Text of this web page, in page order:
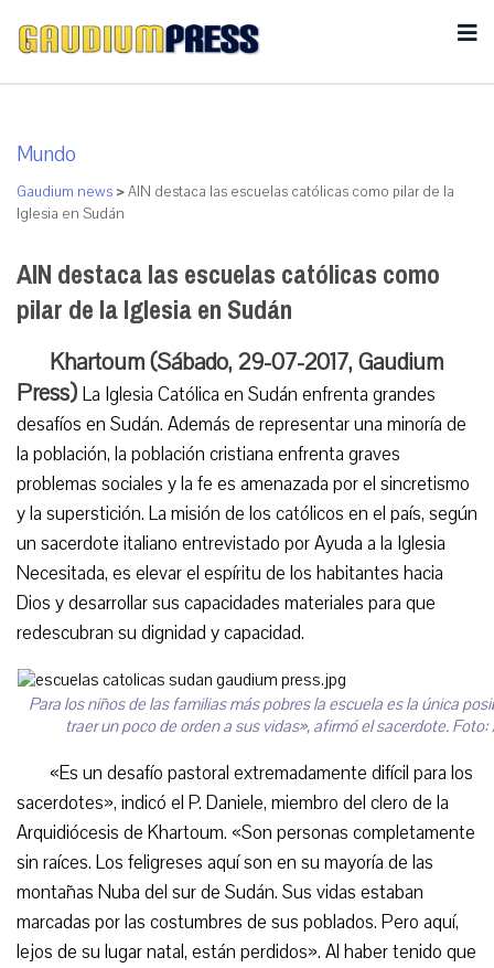
Mundo
Gaudium news >AIN destaca las escuelas católicas como pilar de la
Iglesia en Sudán
AIN destaca las escuelas católicas como
pilar de la Iglesia en Sudán
Khartoum (Sábado, 29-07-2017, Gaudium
Press) La Iglesia Católica en Sudán enfrenta grandes
desafíos en Sudán. Además de representar una minoría de
la población, la población cristiana enfrenta graves
problemas sociales y la fe es amenazada por el sincretismo
y la superstición. La misión de los católicos en el país, según
un sacerdote italiano entrevistado por Ayuda a la Iglesia
Necesitada, es elevar el espíritu de los habitantes hacia
Dios y desarrollar sus capacidades materiales para que
redescubran su dignidad y capacidad.
Para los niños de las familias más pobres la escuela es la única
traer un poco de orden a sus vidas», afirmó el sacerdote. Foto:
«Es un desafío pastoral extremadamente difícil para los
sacerdotes», indicó el P. Daniele, miembro del clero de la
Arquidiócesis de Khartoum. «Son personas completamente
sin raíces. Los feligreses aquí son en su mayoría de las
montañas Nuba del sur de Sudán. Sus vidas estaban
marcadas por las costumbres de sus poblados. Pero aquí,
lejos de su lugar natal, están perdidos». Al haber tenido que